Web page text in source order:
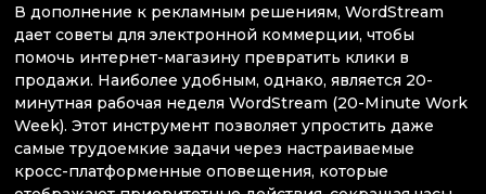
В дополнение к рекламным решениям, WordStream
дает советы для электронной коммерции, чтобы
помочь интернет-магазину превратить клики в
продажи. Наиболее удобным, однако, является 20-
минутная рабочая неделя WordStream (20-Minute Work
Week). Этот инструмент позволяет упростить даже
самые трудоемкие задачи через настраиваемые
кросс-платформенные оповещения, которые